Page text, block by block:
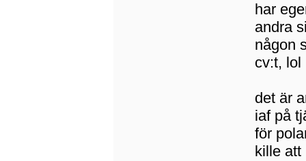
har
andra
någon
cv:t, lol
det är
iaf på
för
kille